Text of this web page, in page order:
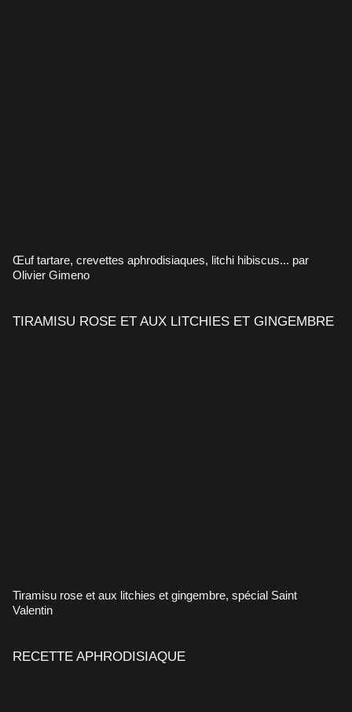
Œuf tartare, crevettes aphrodisiaques, litchi hibiscus... par
Olivier Gimeno
TIRAMISU ROSE ET AUX LITCHIES ET GINGEMBRE
Tiramisu rose et aux litchies et gingembre, spécial Saint
Valentin
RECETTE APHRODISIAQUE